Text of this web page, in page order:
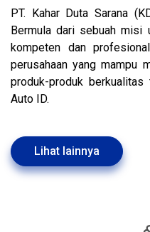
PT. Kahar Duta Sarana
Bermula dari sebuah misi
kompeten dan
perusahaan yang mampu
produk-produk
Auto ID.
Lihat lainnya